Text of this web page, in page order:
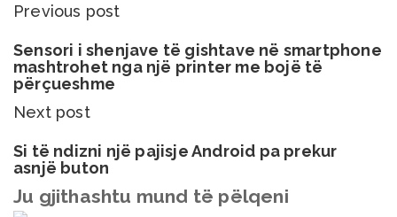
Previous post
Sensori i shenjave të gishtave në smartphone
mashtrohet nga një printer me bojë të
përçueshme
Next post
Si të ndizni një pajisje Android pa prekur
asnjë buton
Ju gjithashtu mund të pëlqeni